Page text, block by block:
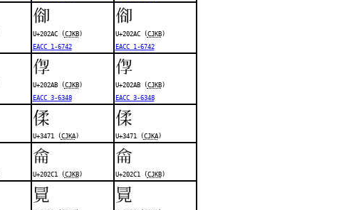
𠊬
U+202AC (CJKB)
EACC 1-6742
𠊬
U+202AC (CJKB)
EACC 1-6742
𠊫
U+202AB (CJKB)
EACC 3-6348
𠊫
U+202AB (CJKB)
EACC 3-6348
㑱
U+3471 (CJKA)
㑱
U+3471 (CJKA)
𠋁
U+202C1 (CJKB)
𠋁
U+202C1 (CJKB)
㒻 㒻